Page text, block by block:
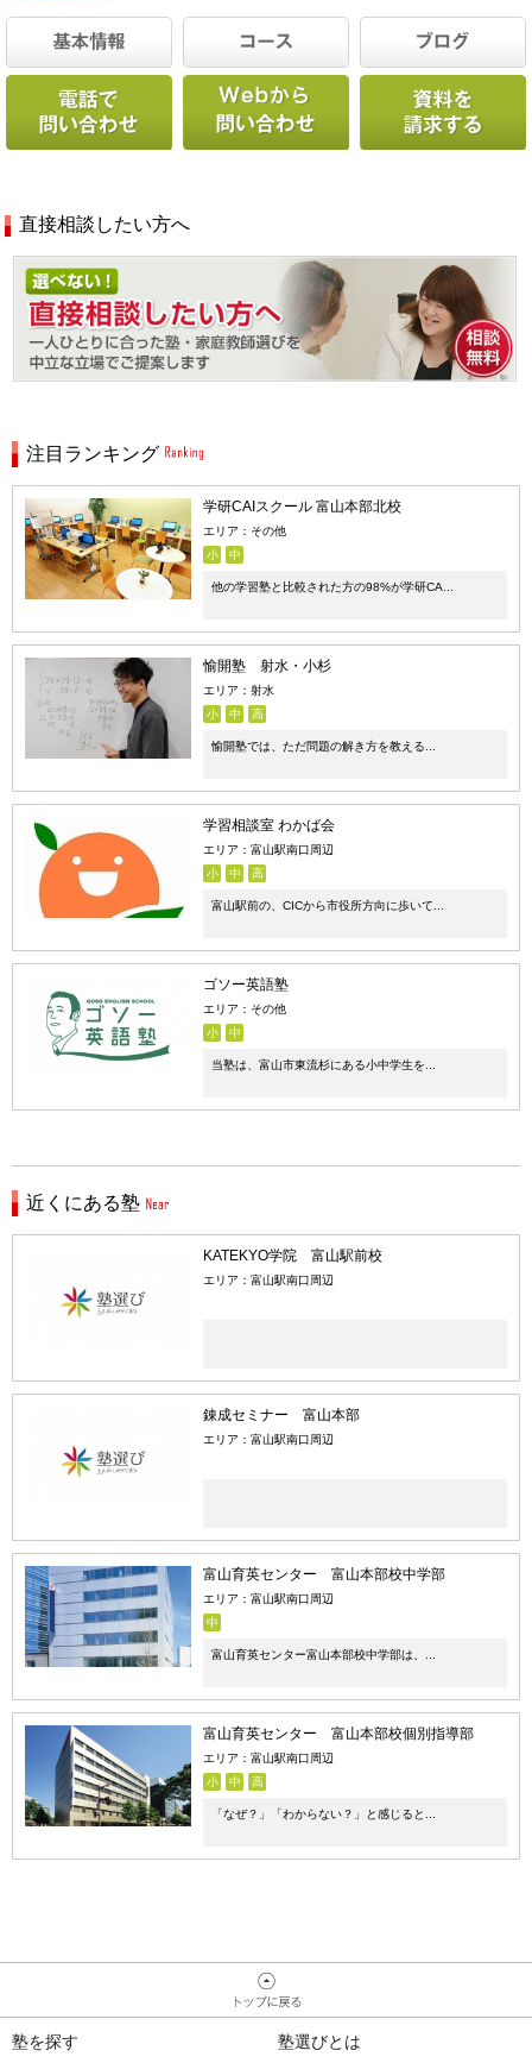
直接相談したい方へ
注目ランキング
学研CAIスクール 富山本部北校
エリア：その他
小
中
他の学習塾と比較された方の98%が学研CA...
愉開塾 射水・小杉
エリア：射水
小
中 高
愉開塾では、ただ問題の解き方を教える...
学習相談室 わかば会
エリア：富山駅南口周辺
小
中 高
富山駅前の、CICから市役所方向に歩いて...
ゴソー英語塾
エリア：その他
小
中
当塾は、富山市東流杉にある小中学生を...
近くにある塾
KATEKYO学院 富山駅前校
エリア：富山駅南口周辺
錬成セミナー 富山本部
エリア：富山駅南口周辺
富山育英センター 富山本部校中学部
エリア：富山駅南口周辺
中
富山育英センター富山本部校中学部は、...
富山育英センター 富山本部校個別指導部
エリア：富山駅南口周辺
小
中 高
「なぜ？」「わからない？」と感じると...
塾を探す 塾選びとは